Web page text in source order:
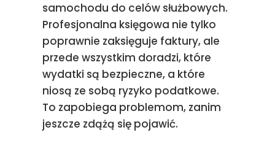
samochodu do celów służbowych.
Profesjonalna księgowa nie tylko
poprawnie zaksięguje faktury, ale
przede wszystkim doradzi, które
wydatki są bezpieczne, a które
niosą ze sobą ryzyko podatkowe.
To zapobiega problemom, zanim
jeszcze zdążą się pojawić.